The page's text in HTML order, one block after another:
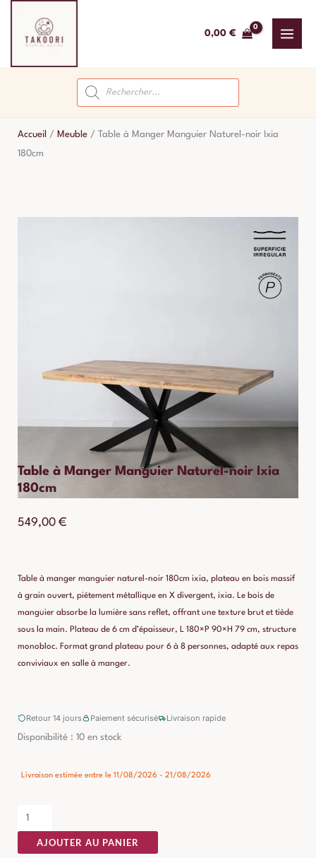
contenu
0,00 €
Recherche
de
produits
Accueil / Meuble / Table à Manger Manguier Naturel-noir Ixia
180cm
Table à Manger Manguier Naturel-noir Ixia
180cm
549,00 €
Table à manger manguier naturel-noir 180cm ixia, plateau en bois massif
à grain ouvert, piétement métallique en X divergent, ixia. Le bois de
manguier absorbe la lumière sans reflet, offrant une texture brut et tiède
sous la main. Plateau de 6 cm d’épaisseur, L 180×P 90×H 79 cm, structure
monobloc. Format grand plateau pour 6 à 8 personnes, adapté aux repas
conviviaux en salle à manger.
Retour 14 jours Paiement sécurisé Livraison rapide
Disponibilité : 10 en stock
Livraison estimée entre le 11/08/2026 - 21/08/2026
quantité
Table
Manger
Manguier
Naturel-
AJOUTER AU PANIER